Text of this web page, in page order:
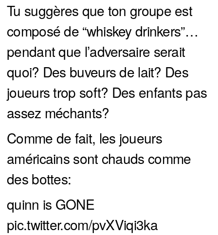
Tu suggères que ton groupe est
composé de “whiskey drinkers”…
pendant que l’adversaire serait
quoi? Des buveurs de lait? Des
joueurs trop soft? Des enfants pas
assez méchants?
Comme de fait, les joueurs
américains sont chauds comme
des bottes:
quinn is GONE
pic.twitter.com/pvXViqi3ka